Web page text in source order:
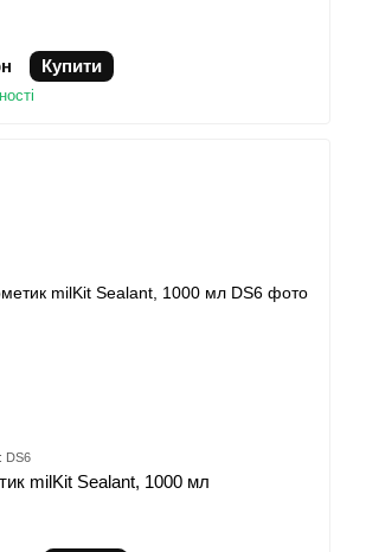
Купити
DS6
milKit Sealant, 1000 мл